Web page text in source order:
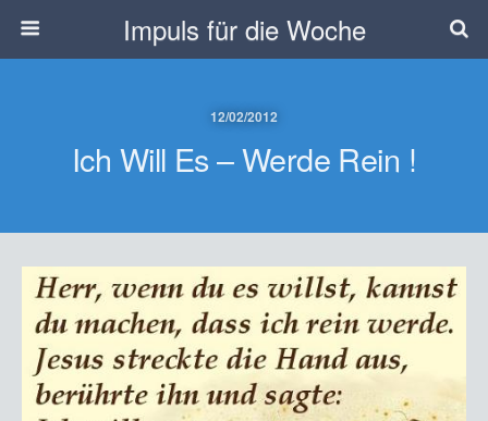
Impuls für die Woche
12/02/2012
Ich Will Es – Werde Rein !